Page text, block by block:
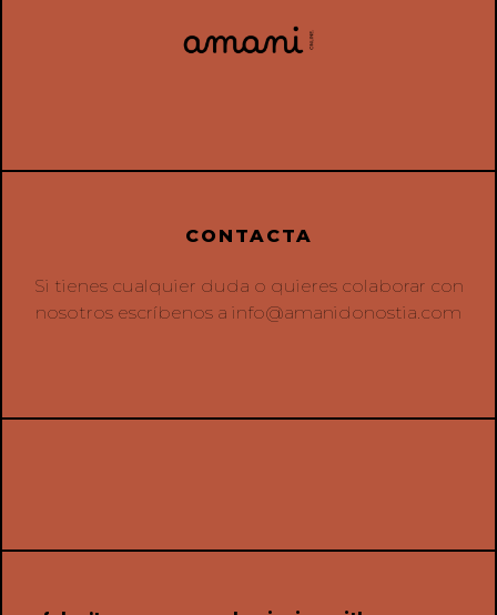
CONTACTA
Si tienes cualquier duda o quieres colaborar con
nosotros escríbenos a info@amanidonostia.com